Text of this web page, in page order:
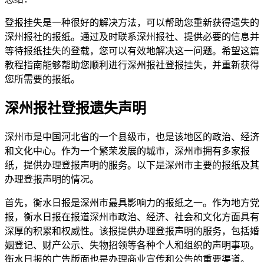
登报挂失是一种很好的解决方法，可以帮助您重新获得遗失的
深州报社的报纸。通过及时联系深州报社、提供必要的信息并
等待报纸挂失的登载，您可以有效地解决这一问题。希望这篇
教程指南能够帮助您顺利进行深州报社登报挂失，并重新获得
您所需要的报纸。
深州报社登报遗失声明
深州市是中国河北省的一个县级市，也是该地区的政治、经济
和文化中心。作为一个繁荣发展的城市，深州市拥有多家报
纸，提供办理登报声明的服务。以下是深州市主要的报纸及其
办理登报声明的情况。
首先，衡水日报是深州市最具影响力的报纸之一。作为地方党
报，衡水日报在报道深州市政治、经济、社会和文化方面具有
深厚的积累和权威性。该报提供办理登报声明的服务，包括婚
姻登记、财产公示、失物招领等各种个人和组织的声明事项。
衡水日报的广告版面也是办理商业宣传和公告的重要渠道。